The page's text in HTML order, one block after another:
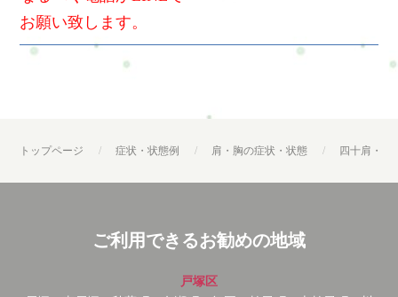
お願い致します。
トップページ 症状・状態例 肩・胸の症状・状態 四十肩・五
ご利用できるお勧めの地域
戸塚区